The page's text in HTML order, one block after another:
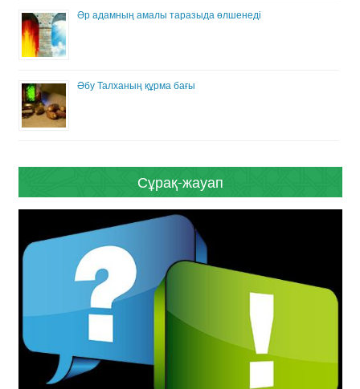
Әр адамның амалы таразыда өлшенеді
Әбу Талханың құрма бағы
Сұрақ-жауап